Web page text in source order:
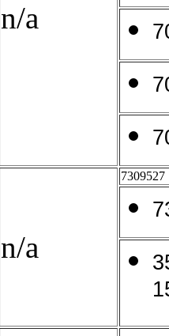
n/a
n/a
7309527